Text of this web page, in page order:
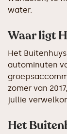
water.
Waar ligt
Het
autominuten
zomer van
jullie
Het